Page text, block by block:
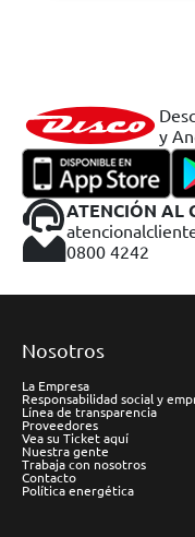
y
ATENCIÓN AL
0800 4242
Nosotros
La Empresa
Responsabilidad social y
Línea de transparencia
Proveedores
Vea su Ticket aquí
Nuestra gente
Trabaja con nosotros
Contacto
Política energética